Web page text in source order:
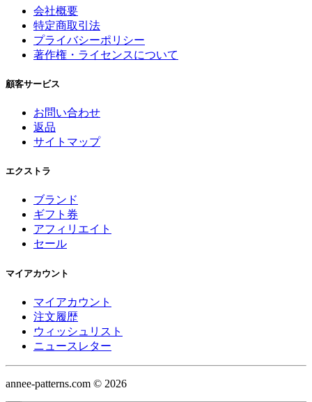
会社概要
特定商取引法
プライバシーポリシー
著作権・ライセンスについて
顧客サービス
お問い合わせ
返品
サイトマップ
エクストラ
ブランド
ギフト券
アフィリエイト
セール
マイアカウント
マイアカウント
注文履歴
ウィッシュリスト
ニュースレター
annee-patterns.com © 2026